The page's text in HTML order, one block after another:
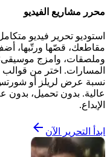
محرر مشاريع الفيديو
استوديو تحرير فيديو
مقاطعك، قصّها ورتّبها،
وملصقات، وامزج
المسارات. اختر من
نسبة عرض لريلز أو
عالية. بدون تحميل، بدون
الإبداع.
ابدأ التحرير الآن